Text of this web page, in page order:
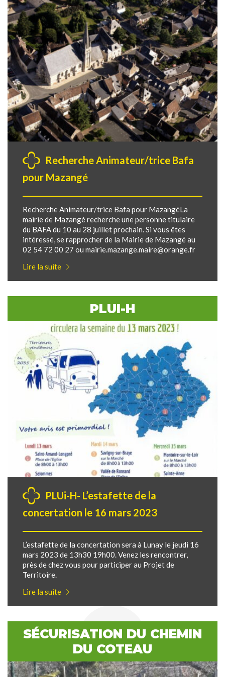
Recherche Animateur/trice Bafa
pour Mazangé
Recherche Animateur/trice Bafa pour MazangéLa
mairie de Mazangé recherche une personne titulaire
du BAFA du 10 au 28 juillet prochain. Si vous êtes
intéressé, se rapprocher de la Mairie de Mazangé au
02 54 72 00 27 ou mairie.mazange.maire@orange.fr
Lire la suite
PLUI-H
PLUi-H- L’estafette de la
concertation le 16 mars 2023
L’estafette de la concertation sera à Lunay le jeudi 16
mars 2023 de 13h30 19h00. Venez les rencontrer,
près de chez vous pour participer au Projet de
Territoire.
Lire la suite
SÉCURISATION DU CHEMIN
DU COTEAU